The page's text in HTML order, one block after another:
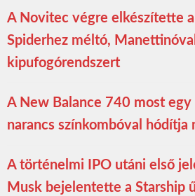
A Novitec végre elkészítette
Spiderhez méltó,
kipufogórendszert
A New Balance 740 most
narancs színkombóval hódítja
A történelmi IPO utáni első
Musk bejelentette a Starship